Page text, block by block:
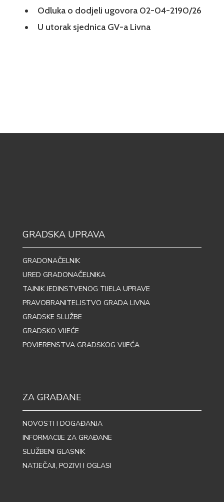
Odluka o dodjeli ugovora 02-04-2190/26
U utorak sjednica GV-a Livna
GRADSKA UPRAVA
GRADONAČELNIK
URED GRADONAČELNIKA
TAJNIK JEDINSTVENOG TIJELA UPRAVE
PRAVOBRANITELJSTVO GRADA LIVNA
GRADSKE SLUŽBE
GRADSKO VIJEĆE
POVJERENSTVA GRADSKOG VIJEĆA
ZA GRAĐANE
NOVOSTI I DOGAĐANJA
INFORMACIJE ZA GRAĐANE
SLUŽBENI GLASNIK
NATJEČAJI, POZIVI I OGLASI